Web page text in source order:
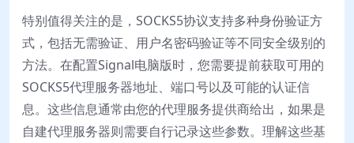
特别值得关注的是，SOCKS5协议支持多种身份验证方
式，包括无需验证、用户名密码验证等不同安全级别的
方法。在配置Signal电脑版时，您需要提前获取可用的
SOCKS5代理服务器地址、端口号以及可能的认证信
息。这些信息通常由您的代理服务提供商给出，如果是
自建代理服务器则需要自行记录这些参数。理解这些基